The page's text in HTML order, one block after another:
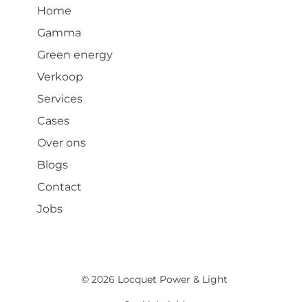
Home
Gamma
Green energy
Verkoop
Services
Cases
Over ons
Blogs
Contact
Jobs
© 2026 Locquet Power & Light